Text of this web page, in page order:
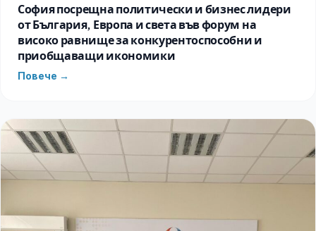
София посрещна политически и бизнес лидери
от България, Европа и света във форум на
високо равнище за конкурентоспособни и
приобщаващи икономики
Повече →